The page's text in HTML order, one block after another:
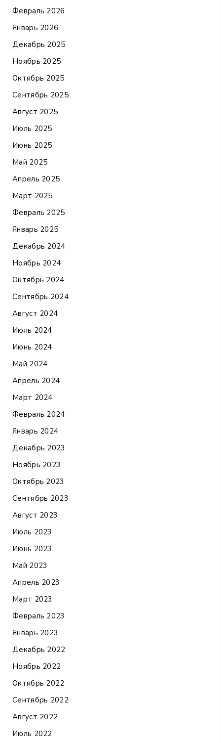
Февраль 2026
Январь 2026
Декабрь 2025
Ноябрь 2025
Октябрь 2025
Сентябрь 2025
Август 2025
Июль 2025
Июнь 2025
Май 2025
Апрель 2025
Март 2025
Февраль 2025
Январь 2025
Декабрь 2024
Ноябрь 2024
Октябрь 2024
Сентябрь 2024
Август 2024
Июль 2024
Июнь 2024
Май 2024
Апрель 2024
Март 2024
Февраль 2024
Январь 2024
Декабрь 2023
Ноябрь 2023
Октябрь 2023
Сентябрь 2023
Август 2023
Июль 2023
Июнь 2023
Май 2023
Апрель 2023
Март 2023
Февраль 2023
Январь 2023
Декабрь 2022
Ноябрь 2022
Октябрь 2022
Сентябрь 2022
Август 2022
Июль 2022